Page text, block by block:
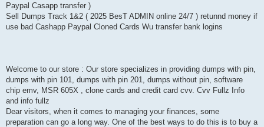
Paypal Casapp transfer )
Sell Dumps Track 1&2 ( 2025 BesT ADMIN online 24/7 ) retunnd money if
use bad Cashapp Paypal Cloned Cards Wu transfer bank logins
Welcome to our store : Our store specializes in providing dumps with pin,
dumps with pin 101, dumps with pin 201, dumps without pin, software
chip emv, MSR 605X , clone cards and credit card cvv. Cvv Fullz Info
and info fullz
Dear visitors, when it comes to managing your finances, some
preparation can go a long way. One of the best ways to do this is to buy a